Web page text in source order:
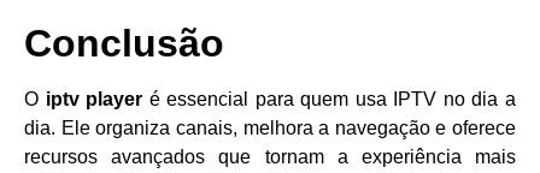
Conclusão
O iptv player é essencial para quem usa IPTV no dia a
dia. Ele organiza canais, melhora a navegação e oferece
recursos avançados que tornam a experiência mais